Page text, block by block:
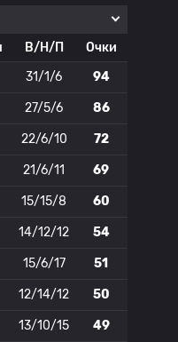
В/Н/П
Очки
31/1/6 94
27/5/6 86
22/6/10 72
21/6/11 69
15/15/8 60
14/12/12 54
15/6/17 51
12/14/12 50
13/10/15 49